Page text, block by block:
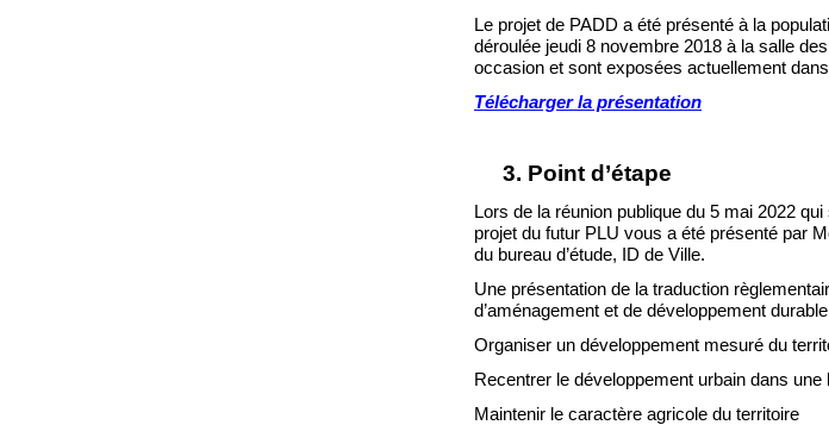
Le projet de PADD a été présenté à la
déroulée jeudi 8 novembre 2018 à la salle
occasion et sont exposées actuellement
Télécharger la présentation
3. Point d’étape
Lors de la réunion publique du 5 mai 2022
projet du futur PLU vous a été présenté par
du bureau d’étude, ID de Ville.
Une présentation de la traduction
d’aménagement et de développement
Organiser un développement mesuré du
Recentrer le développement urbain dans une
Maintenir le caractère agricole du territoire